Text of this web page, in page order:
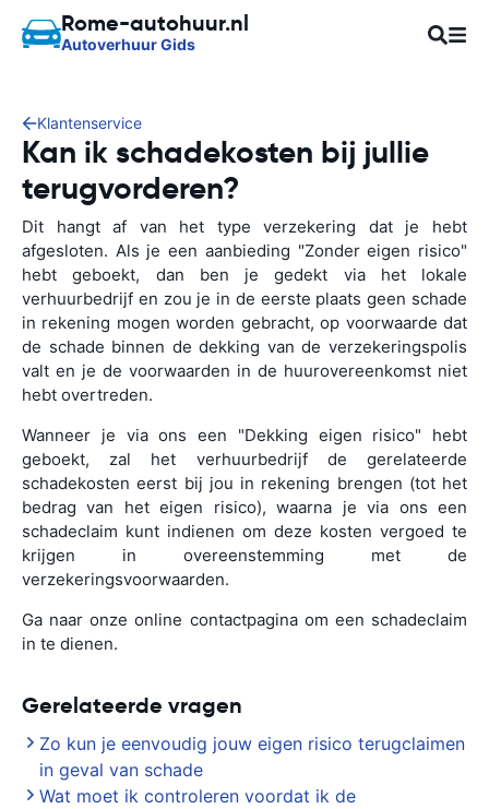
Rome-autohuur.nl
Autoverhuur Gids
Klantenservice
Kan ik schadekosten bij jullie
terugvorderen?
Dit hangt af van het type verzekering dat je hebt
afgesloten. Als je een aanbieding "Zonder eigen risico"
hebt geboekt, dan ben je gedekt via het lokale
verhuurbedrijf en zou je in de eerste plaats geen schade
in rekening mogen worden gebracht, op voorwaarde dat
de schade binnen de dekking van de verzekeringspolis
valt en je de voorwaarden in de huurovereenkomst niet
hebt overtreden.
Wanneer je via ons een "Dekking eigen risico" hebt
geboekt, zal het verhuurbedrijf de gerelateerde
schadekosten eerst bij jou in rekening brengen (tot het
bedrag van het eigen risico), waarna je via ons een
schadeclaim kunt indienen om deze kosten vergoed te
krijgen in overeenstemming met de
verzekeringsvoorwaarden.
Ga naar onze online contactpagina om een schadeclaim
in te dienen.
Gerelateerde vragen
Zo kun je eenvoudig jouw eigen risico terugclaimen
in geval van schade
Wat moet ik controleren voordat ik de